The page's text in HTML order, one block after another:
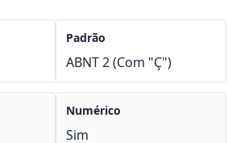
Padrão
ABNT 2 (Com "Ç")
Numérico
Sim